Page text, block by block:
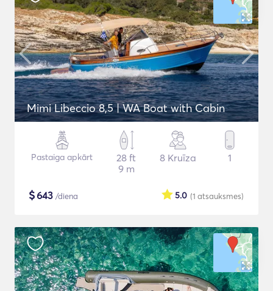
Mimi Libeccio 8,5 | WA Boat with Cabin
Pastaiga apkārt
28 ft
9 m
8 Kruīza 1
$643 /diena (1 atsauksmes)
5.0